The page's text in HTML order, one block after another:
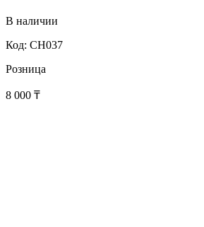
В наличии
Код: CH037
Розница
8 000 ₸